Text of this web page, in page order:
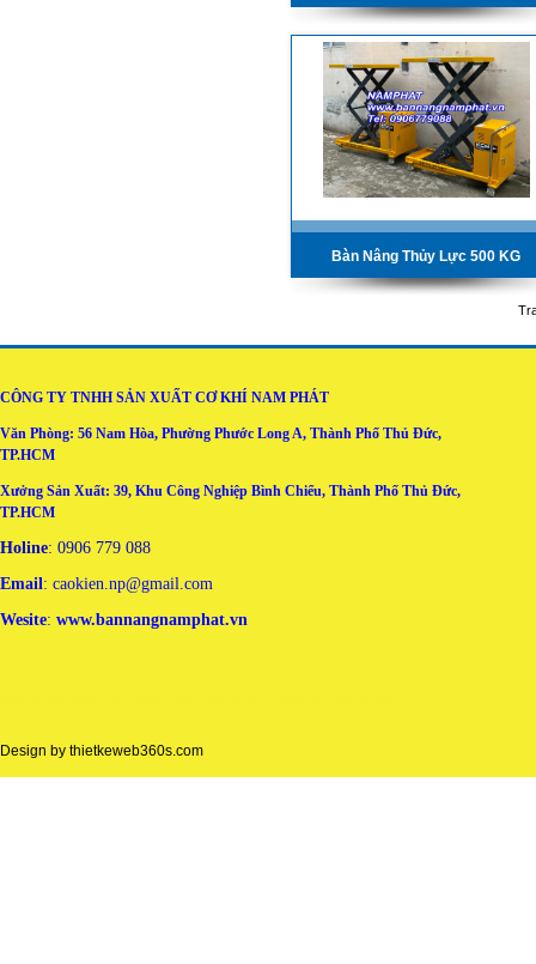
Bàn Nâng Thủy Lực 500 KG
CÔNG TY TNHH SẢN XUẤT CƠ KHÍ NAM PHÁT
Văn Phòng: 56 Nam Hòa, Phường Phước Long A, Thành Phố Thủ Đức,
TP.HCM
Xưởng Sản Xuất: 39, Khu Công Nghiệp Bình Chiểu, Thành Phố Thủ Đức,
TP.HCM
Holine: 0906 779 088
Email: caokien.np@gmail.com
Wesite: www.bannangnamphat.vn
Design by thietkeweb360s.com